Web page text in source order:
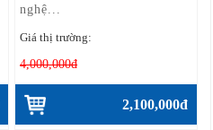
nghệ...
Giá thị trường:
4,000,000đ
2,100,000đ